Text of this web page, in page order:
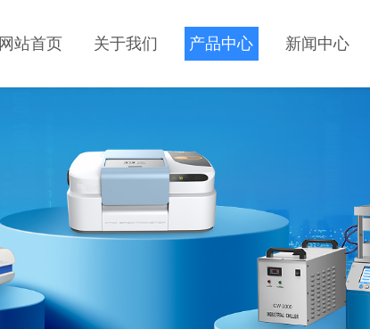
网站首页 关于我们 产品中心 新闻中心